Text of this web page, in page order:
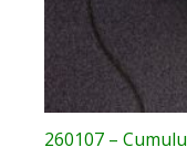
260107 –